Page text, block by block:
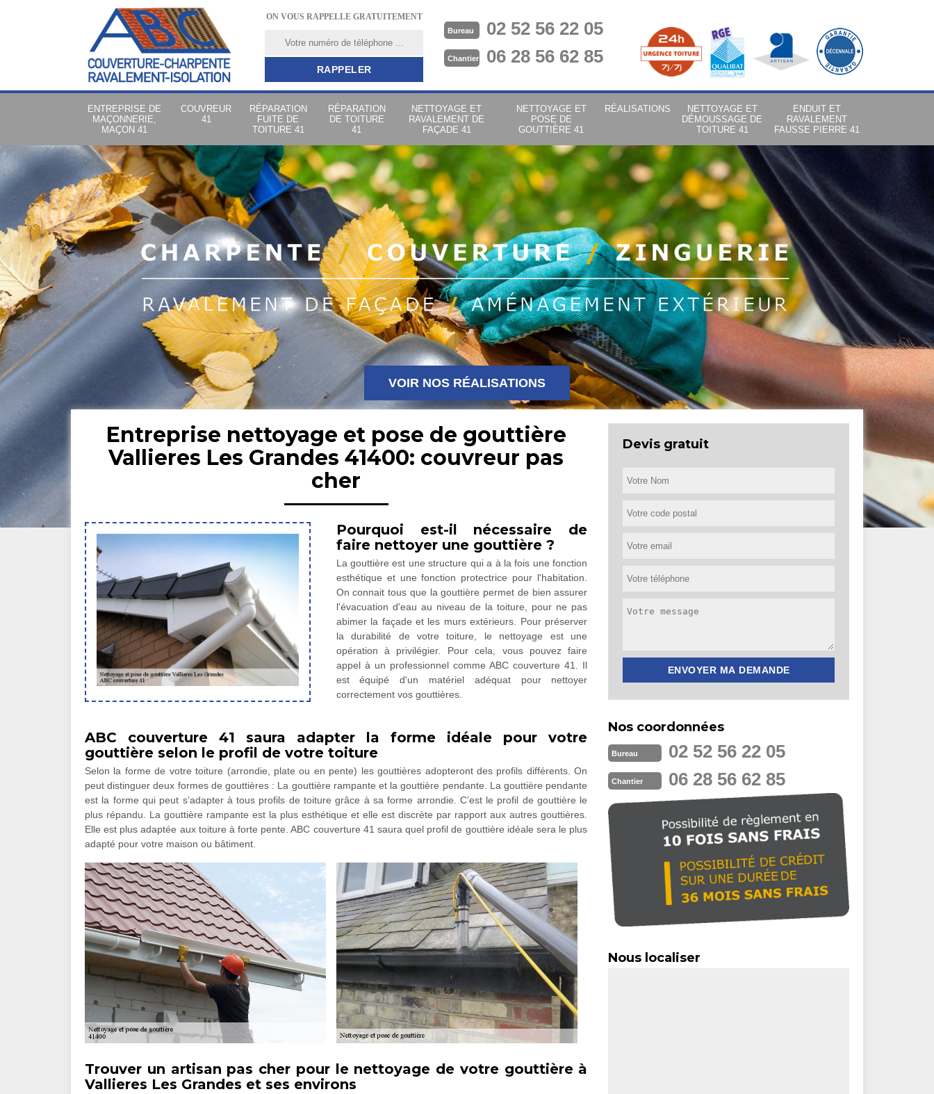
ON VOUS RAPPELLE GRATUITEMENT
Bureau 02 52 56 22 05
Chantier 06 28 56 62 85
ENTREPRISE DE
MAÇONNERIE,
MAÇON 41
COUVREUR
41
RÉPARATION
FUITE DE
TOITURE 41
RÉPARATION
DE TOITURE
41
NETTOYAGE ET
RAVALEMENT DE
FAÇADE 41
NETTOYAGE ET
POSE DE
GOUTTIÈRE 41
RÉALISATIONS
NETTOYAGE ET
DÉMOUSSAGE DE
TOITURE 41
ENDUIT ET
RAVALEMENT
FAUSSE PIERRE 41
VOIR NOS RÉALISATIONS
Entreprise nettoyage et pose de gouttière
Vallieres Les Grandes 41400: couvreur pas
cher
Pourquoi est-il nécessaire de
faire nettoyer une gouttière ?
La gouttière est une structure qui a à la fois une fonction
esthétique et une fonction protectrice pour l'habitation.
On connait tous que la gouttière permet de bien assurer
l'évacuation d'eau au niveau de la toiture, pour ne pas
abimer la façade et les murs extérieurs. Pour préserver
la durabilité de votre toiture, le nettoyage est une
opération à privilégier. Pour cela, vous pouvez faire
appel à un professionnel comme ABC couverture 41. Il
est équipé d'un matériel adéquat pour nettoyer
correctement vos gouttières.
ABC couverture 41 saura adapter la forme idéale pour votre
gouttière selon le profil de votre toiture
Selon la forme de votre toiture (arrondie, plate ou en pente) les gouttières adopteront des profils différents. On
peut distinguer deux formes de gouttières : La gouttière rampante et la gouttière pendante. La gouttière pendante
est la forme qui peut s’adapter à tous profils de toiture grâce à sa forme arrondie. C’est le profil de gouttière le
plus répandu. La gouttière rampante est la plus esthétique et elle est discrète par rapport aux autres gouttières.
Elle est plus adaptée aux toiture à forte pente. ABC couverture 41 saura quel profil de gouttière idéale sera le plus
adapté pour votre maison ou bâtiment.
Trouver un artisan pas cher pour le nettoyage de votre gouttière à
Vallieres Les Grandes et ses environs
Devis gratuit
Nos coordonnées
Bureau 02 52 56 22 05
Chantier 06 28 56 62 85
Nous localiser